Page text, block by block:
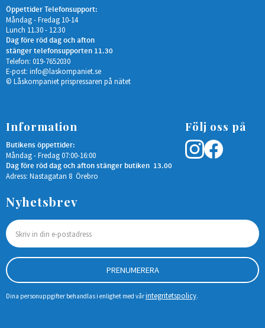
Öppettider Telefonsupport:
Måndag - Fredag 10-14
Lunch 11.30 - 12.30
Dag före röd dag och afton
stänger telefonsupporten 11.30
Telefon: 019-7652030
E-post: info@laskompaniet.se
© Låskompaniet prispressaren på nätet
Information
Butikens öppettider:
Måndag - Fredag 07:00-16:00
Dag före röd dag och afton stänger butiken 13.00
Adress: Nastagatan 8 Örebro
Följ oss på
Nyhetsbrev
PRENUMERERA
Dina personuppgifter behandlas i enlighet med vårintegritetspolicy.